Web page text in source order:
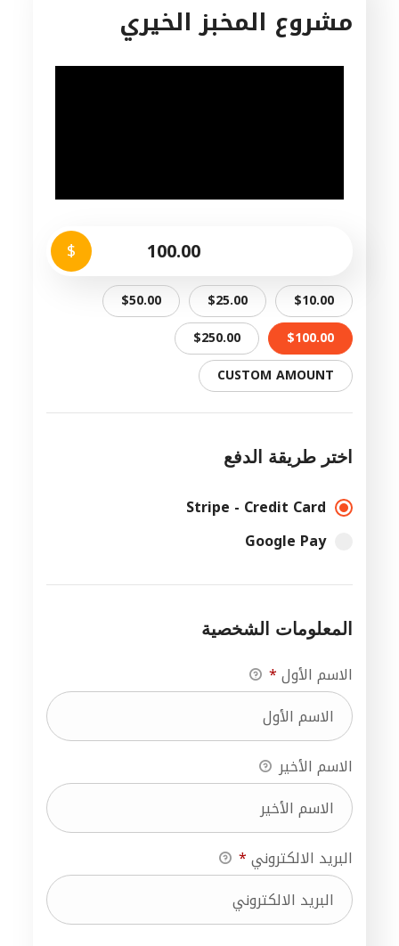
مشروع المخبز الخيري
$
$10.00
$25.00
$50.00
$100.00
$250.00
CUSTOM AMOUNT
اختر طريقة الدفع
Stripe - Credit Card
Google Pay
المعلومات الشخصية
الاسم الأول*
الاسم الأخير
البريد الالكتروني*